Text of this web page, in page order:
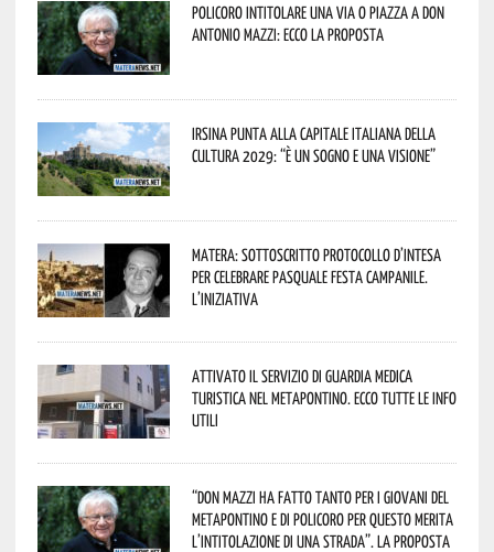
Policoro intitolare una via o piazza a don
Antonio Mazzi: ecco la proposta
Irsina punta alla Capitale italiana della
Cultura 2029: “È un sogno e una visione”
Matera: sottoscritto protocollo d’intesa
per celebrare Pasquale Festa Campanile.
L’iniziativa
Attivato il servizio di Guardia Medica
Turistica nel Metapontino. Ecco tutte le info
utili
“Don Mazzi ha fatto tanto per i giovani del
Metapontino e di Policoro per questo merita
l’intitolazione di una strada”. La proposta